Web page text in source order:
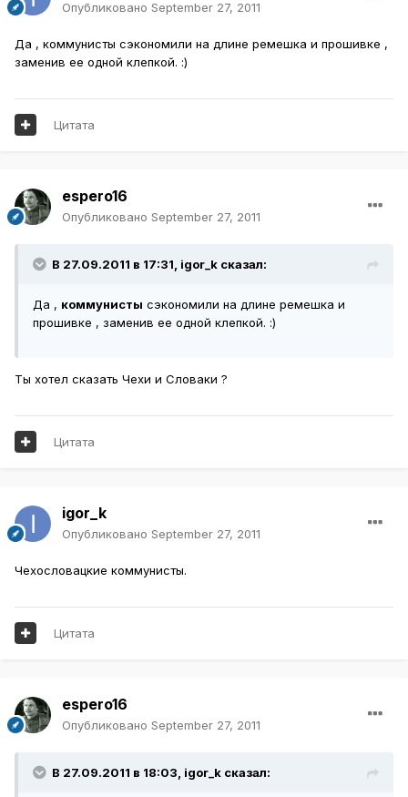
Опубликовано September 27, 2011
Да , коммунисты сэкономили на длине ремешка и прошивке ,
заменив ее одной клепкой. :)
Цитата
espero16
Опубликовано September 27, 2011
В 27.09.2011 в 17:31, igor_k сказал:
Да , коммунисты сэкономили на длине ремешка и
прошивке , заменив ее одной клепкой. :)
Ты хотел сказать Чехи и Словаки ?
Цитата
igor_k
Опубликовано September 27, 2011
Чехословацкие коммунисты.
Цитата
espero16
Опубликовано September 27, 2011
В 27.09.2011 в 18:03, igor_k сказал: